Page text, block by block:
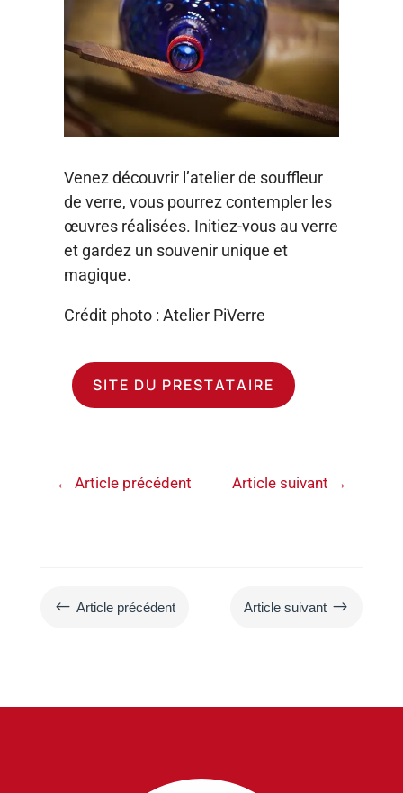
Venez découvrir l’atelier de souffleur
de verre, vous pourrez contempler les
œuvres réalisées. Initiez-vous au verre
et gardez un souvenir unique et
magique.
Crédit photo : Atelier PiVerre
SITE DU PRESTATAIRE
←Article précédent Article suivant →
# Article précédent Article suivant $